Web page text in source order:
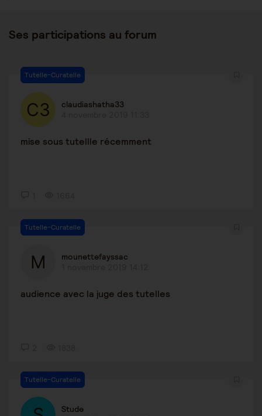
Ses participations au forum
Tutelle-Curatelle
claudiashatha33
mise sous tutellle récemment
Tutelle-Curatelle
mounettefayssac
audience avec la juge des tutelles
Tutelle-Curatelle
Stude